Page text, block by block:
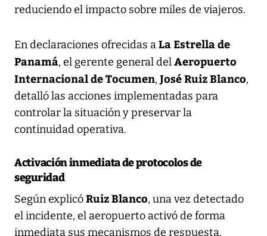
reduciendo el impacto sobre miles de viajeros.
En declaraciones ofrecidas aLa Estrella de
Panamá, el gerente general delAeropuerto
Internacional de Tocumen, José Ruiz Blanco,
detalló las acciones implementadas para
controlar la situación y preservar la
continuidad operativa.
Activación inmediata de protocolos de
seguridad
Según explicóRuiz Blanco, una vez detectado
el incidente, el aeropuerto activó de forma
inmediata sus mecanismos de respuesta.